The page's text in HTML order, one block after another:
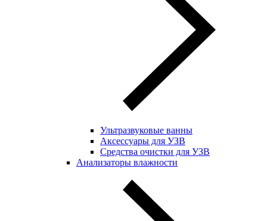
Ультразвуковые ванны
Аксессуары для УЗВ
Средства очистки для УЗВ
Анализаторы влажности